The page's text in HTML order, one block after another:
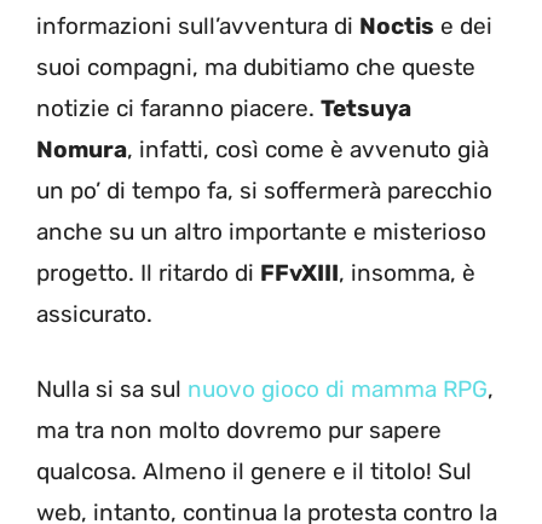
informazioni sull’avventura di Noctis e dei
suoi compagni, ma dubitiamo che queste
notizie ci faranno piacere. Tetsuya
Nomura, infatti, così come è avvenuto già
un po’ di tempo fa, si soffermerà parecchio
anche su un altro importante e misterioso
progetto. Il ritardo di FFvXIII, insomma, è
assicurato.
Nulla si sa sul nuovo gioco di mamma RPG,
ma tra non molto dovremo pur sapere
qualcosa. Almeno il genere e il titolo! Sul
web, intanto, continua la protesta contro la